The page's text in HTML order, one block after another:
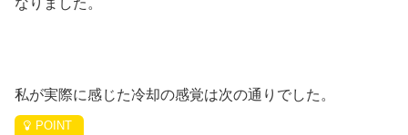
なりました。
私が実際に感じた冷却の感覚は次の通りでした。